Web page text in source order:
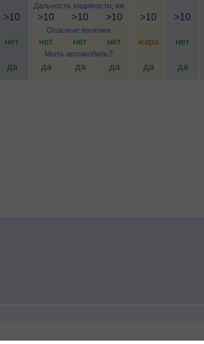
Дальность видимости, км
Опасные явления
Мыть автомобиль?
>10 >10 >10 >10 >10 >10
нет нет нет нет жара нет
да да да да да да